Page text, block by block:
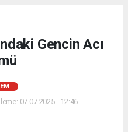
Gencin Acı
07.07.2025 - 12:46